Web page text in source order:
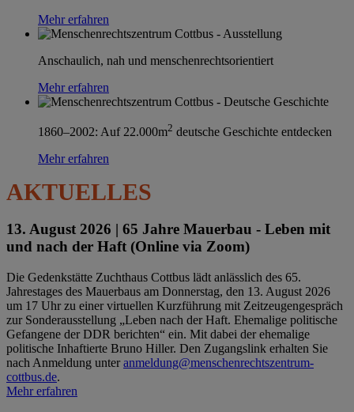
Mehr erfahren
Anschaulich, nah und menschenrechtsorientiert
Mehr erfahren
1860–2002: Auf 22.000m2 deutsche Geschichte entdecken
Mehr erfahren
AKTUELLES
13. August 2026 | 65 Jahre Mauerbau - Leben mit
und nach der Haft (Online via Zoom)
Die Gedenkstätte Zuchthaus Cottbus lädt anlässlich des 65.
Jahrestages des Mauerbaus am Donnerstag, den 13. August 2026
um 17 Uhr zu einer virtuellen Kurzführung mit Zeitzeugengespräch
zur Sonderausstellung „Leben nach der Haft. Ehemalige politische
Gefangene der DDR berichten“ ein. Mit dabei der ehemalige
politische Inhaftierte Bruno Hiller. Den Zugangslink erhalten Sie
nach Anmeldung unteranmeldung@menschenrechtszentrum-
cottbus.de.
Mehr erfahren